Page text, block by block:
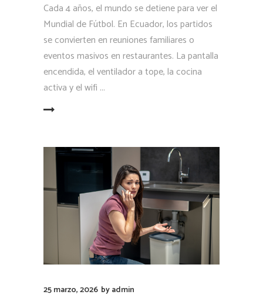
Cada 4 años, el mundo se detiene para ver el
Mundial de Fútbol. En Ecuador, los partidos
se convierten en reuniones familiares o
eventos masivos en restaurantes. La pantalla
encendida, el ventilador a tope, la cocina
activa y el wifi
25 marzo, 2026 byadmin